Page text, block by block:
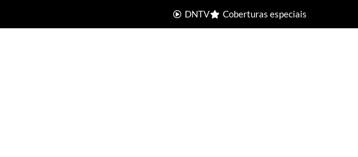
DNTV Coberturas especiais